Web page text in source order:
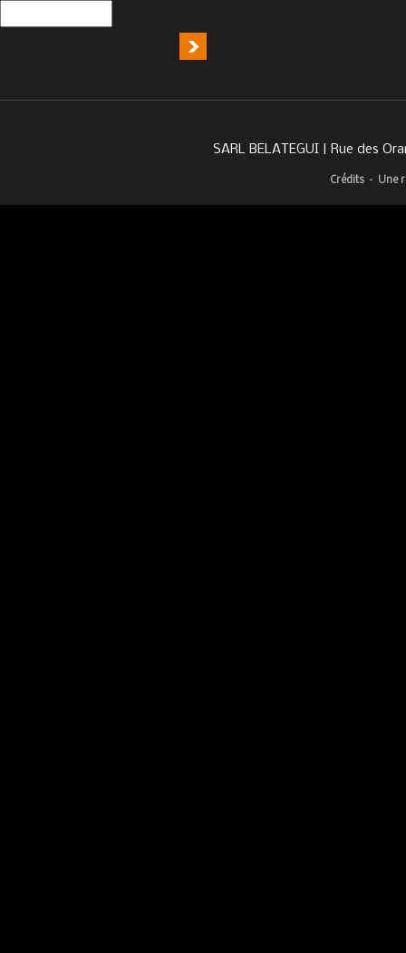
SARL BELATEGUI | Rue des
Crédits – Une